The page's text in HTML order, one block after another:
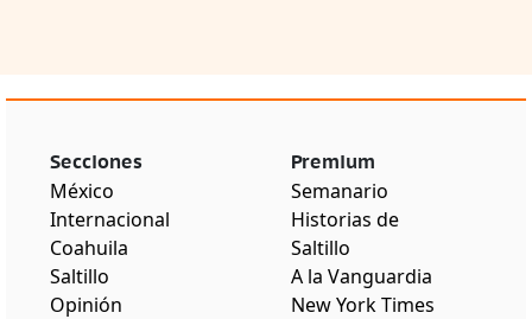
Secciones
México
Internacional
Coahuila
Saltillo
Opinión
Premium
Semanario
Historias de
Saltillo
A la Vanguardia
New York Times